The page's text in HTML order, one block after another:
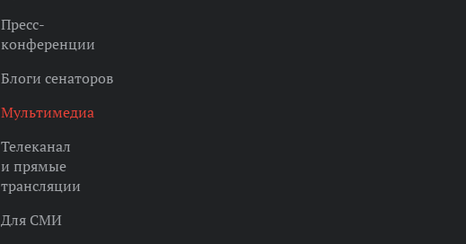
Пресс-
конференции
Блоги сенаторов
Мультимедиа
Телеканал
и прямые
трансляции
Для СМИ